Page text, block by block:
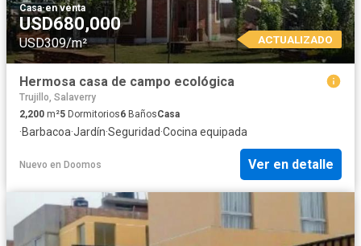
Casa·en venta
USD680,000
USD309/m² ACTUALIZADO
Hermosa casa de campo ecológica
Trujillo, Salaverry
2,200 m²5 Dormitorios6 BañosCasa
·Barbacoa·Jardín·Seguridad·Cocina equipada
Nuevo en Doomos Ver en detalle